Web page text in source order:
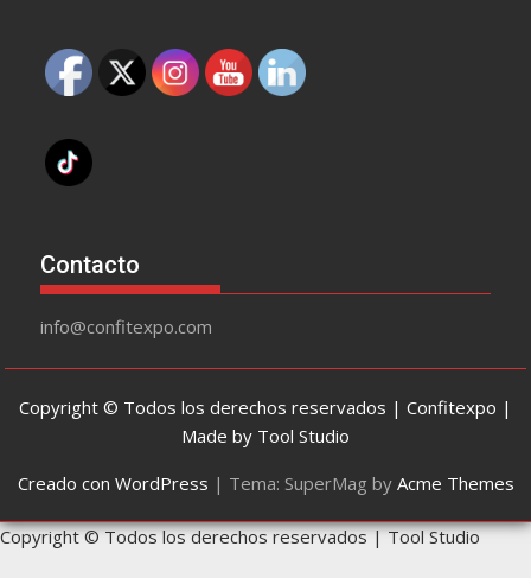
Contacto
info@confitexpo.com
Copyright © Todos los derechos reservados | Confitexpo |
Made by Tool Studio
Creado con WordPress | Tema: SuperMag by Acme Themes
Copyright © Todos los derechos reservados | Tool Studio